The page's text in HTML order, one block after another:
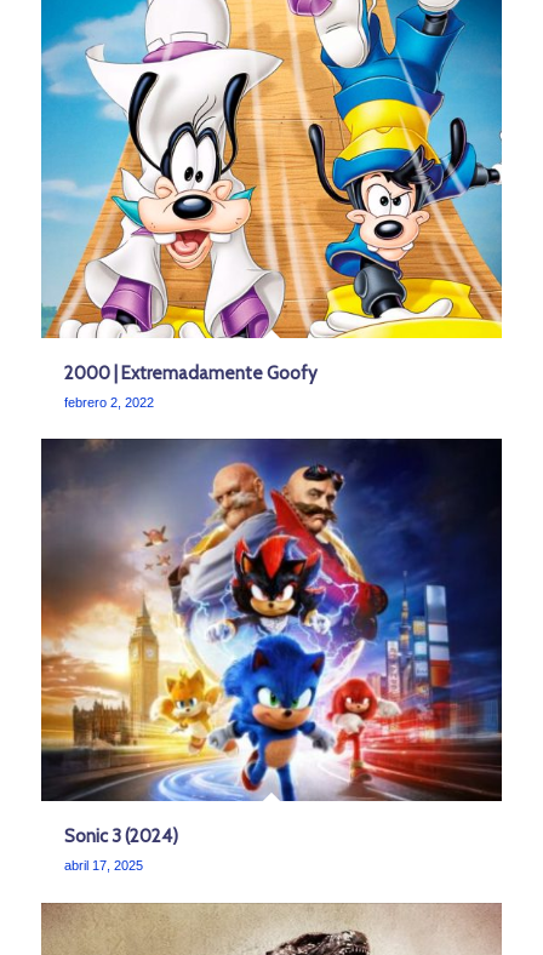
2000 | Extremadamente Goofy
febrero 2, 2022
Sonic 3 (2024)
abril 17, 2025